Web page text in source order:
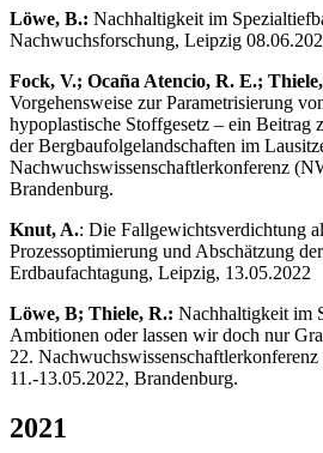
Löwe, B.: Nachhaltigkeit im
Nachwuchsforschung, Leipzig
Fock, V.; Ocaña Atencio, R. E.;
Vorgehensweise zur Parametrisierung
hypoplastische Stoffgesetz – ein Beitrag
der Bergbaufolgelandschaften im
Nachwuchswissenschaftlerkonferenz
Brandenburg.
Knut, A.: Die Fallgewichtsverdichtung
Prozessoptimierung und Abschätzung
Erdbaufachtagung, Leipzig, 13.05.2022
Löwe, B; Thiele, R.: Nachhaltigkeit im
Ambitionen oder lassen wir doch nur
22.
11.-13.05.2022, Brandenburg.
2021